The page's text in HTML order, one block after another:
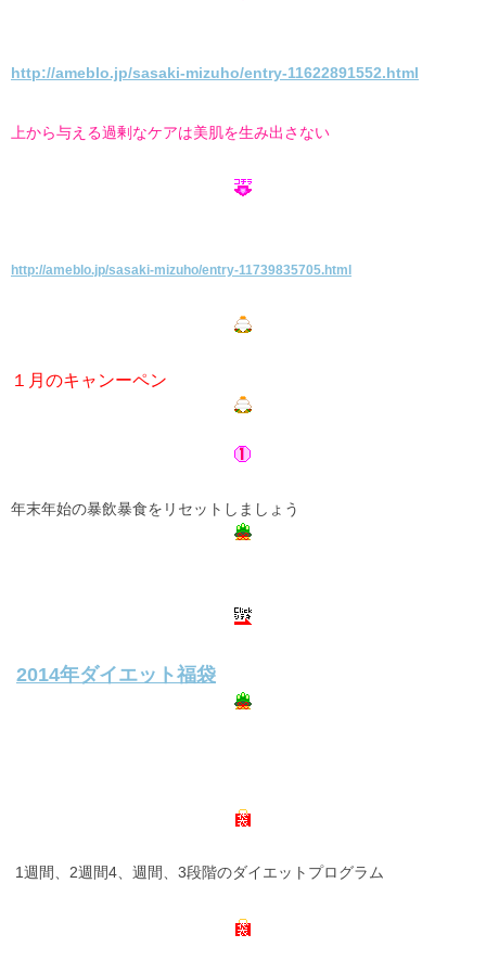
http://ameblo.jp/sasaki-mizuho/entry-11622891552.html
上から与える過剰なケアは美肌を生み出さない
http://ameblo.jp/sasaki-mizuho/entry-11739835705.html
１月のキャンーペン
年末年始の暴飲暴食をリセットしましょう
2014年ダイエット福袋
1週間、2週間4、週間、3段階のダイエットプログラム